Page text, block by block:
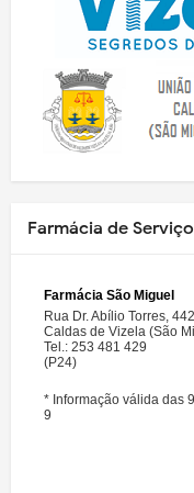
Farmácia de Serviço